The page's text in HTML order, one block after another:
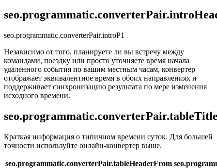
seo.programmatic.converterPair.introP1
Независимо от того, планируете ли вы встречу между
командами, поездку или просто уточняете время начала
удаленного события по вашим местным часам, конвертер
отображает эквивалентное время в обоих направлениях и
поддерживает синхронизацию результата по мере изменения
исходного времени.
Краткая информация о типичном времени суток. Для большей
точности используйте онлайн-конвертер выше.
seo.programmatic.converterPair.tableHeaderFrom